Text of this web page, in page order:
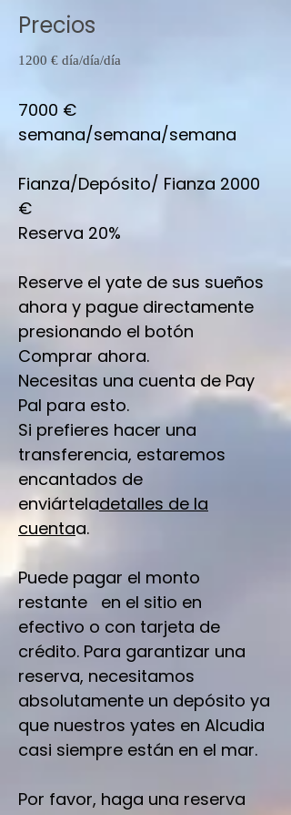
Precios
1200 € día/día/día
7000 €
semana/semana/semana
Fianza/Depósito/ Fianza 2000
€
Reserva 20%
Reserve el yate de sus sueños
ahora y pague directamente
presionando el botón
Comprar ahora.
Necesitas una cuenta de Pay
Pal para esto.
Si prefieres hacer una
transferencia, estaremos
encantados de
enviárteladetalles de la
cuentaa.
Puede pagar el monto
restante en el sitio en
efectivo o con tarjeta de
crédito. Para garantizar una
reserva, necesitamos
absolutamente un depósito ya
que nuestros yates en Alcudia
casi siempre están en el mar.
Por favor, haga una reserva